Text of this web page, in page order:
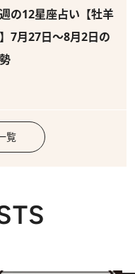
の12星座占い【牡羊
7月27日～8月2日の
覧